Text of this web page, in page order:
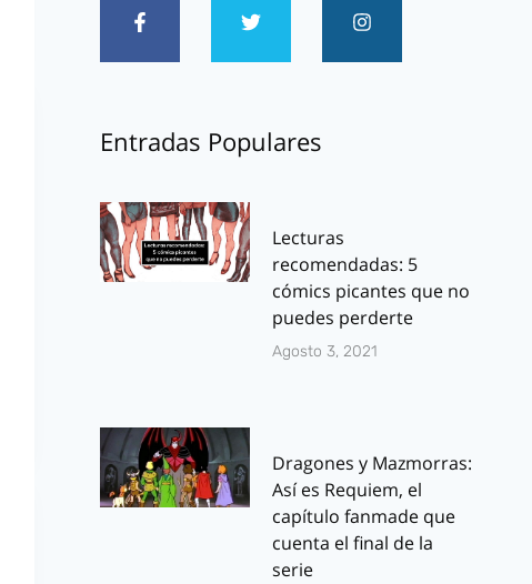
Entradas Populares
Lecturas
recomendadas: 5
cómics picantes que no
puedes perderte
Agosto 3, 2021
Dragones y Mazmorras:
Así es Requiem, el
capítulo fanmade que
cuenta el final de la
serie